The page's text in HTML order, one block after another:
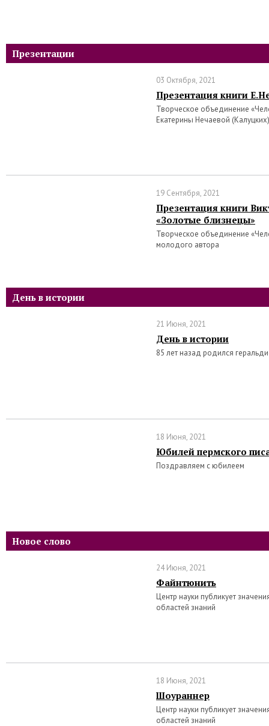
Презентации
03 Октября, 2021
Презентация книги
Творческое объединение
Екатерины Нечаевой
19 Сентября, 2021
Презентация книги
«Золотые близнецы»
Творческое объединение
молодого автора
День в истории
21 Июня, 2021
День в истории
85 лет назад родился
18 Июня, 2021
Юбилей пермского
Поздравляем с юбилеем
Новое слово
24 Июня, 2021
Файнтюнить
Центр науки публикует
областей знаний
18 Июня, 2021
Шоураннер
Центр науки публикует
областей знаний